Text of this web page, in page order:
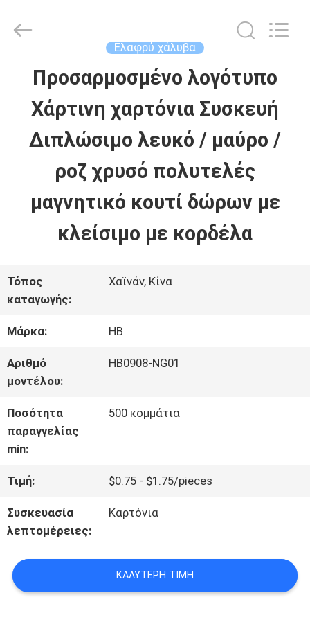
ΣΠΊΤΙ
ΠΡΟΪΌΝΤΑ
ΒΊΝΤΕΟ
ΕΜΦΆΝΙΣΗ
ΕΜΆΣ
ΕΠΙΣΚΈΨΕΙΣ
ΣΤΟ
ΕΡΓΟΣΤΆΣΙΟ
ΈΛΕΓΧΟΣ
ΠΟΙΌΤΗΤΑΣ
Ltd..
Ελαφρύ χάλυβα
Προσαρμοσμένο λογότυπο
Χάρτινη χαρτόνια Συσκευή
Διπλώσιμο λευκό / μαύρο /
ροζ χρυσό πολυτελές
μαγνητικό κουτί δώρων με
κλείσιμο με κορδέλα
Τόπος
καταγωγής:
Χαϊνάν, Κίνα
Μάρκα: HB
Αριθμό
μοντέλου:
HB0908-NG01
Ποσότητα
παραγγελίας
min:
500 κομμάτια
Τιμή: $0.75 - $1.75/pieces
Συσκευασία
λεπτομέρειες:
Καρτόνια
ΚΑΛΎΤΕΡΗ ΤΙΜΉ